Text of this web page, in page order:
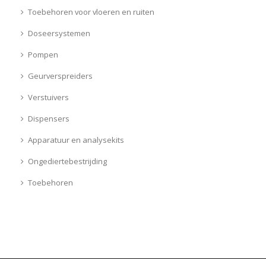
Toebehoren voor vloeren en ruiten
Doseersystemen
Pompen
Geurverspreiders
Verstuivers
Dispensers
Apparatuur en analysekits
Ongediertebestrijding
Toebehoren